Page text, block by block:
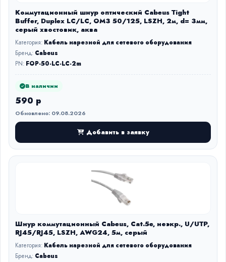
Коммутационный шнур оптический Cabeus Tight
Buffer, Duplex LC/LC, OM3 50/125, LSZH, 2м, d= 3мм,
серый хвостовик, аква
Категория: Кабель нарезной для сетевого оборудования
Бренд: Cabeus
PN: FOP-50-LC-LC-2m
В наличии
590 р
Обновлено: 09.08.2026
Добавить в заявку
Шнур коммутационный Cabeus, Cat.5e, неэкр., U/UTP,
RJ45/RJ45, LSZH, AWG24, 5м, серый
Категория: Кабель нарезной для сетевого оборудования
Бренд: Cabeus